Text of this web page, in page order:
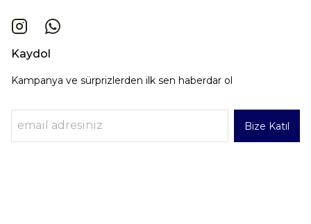
Kaydol
Kampanya ve sürprizlerden ilk sen haberdar ol
Bize Katıl